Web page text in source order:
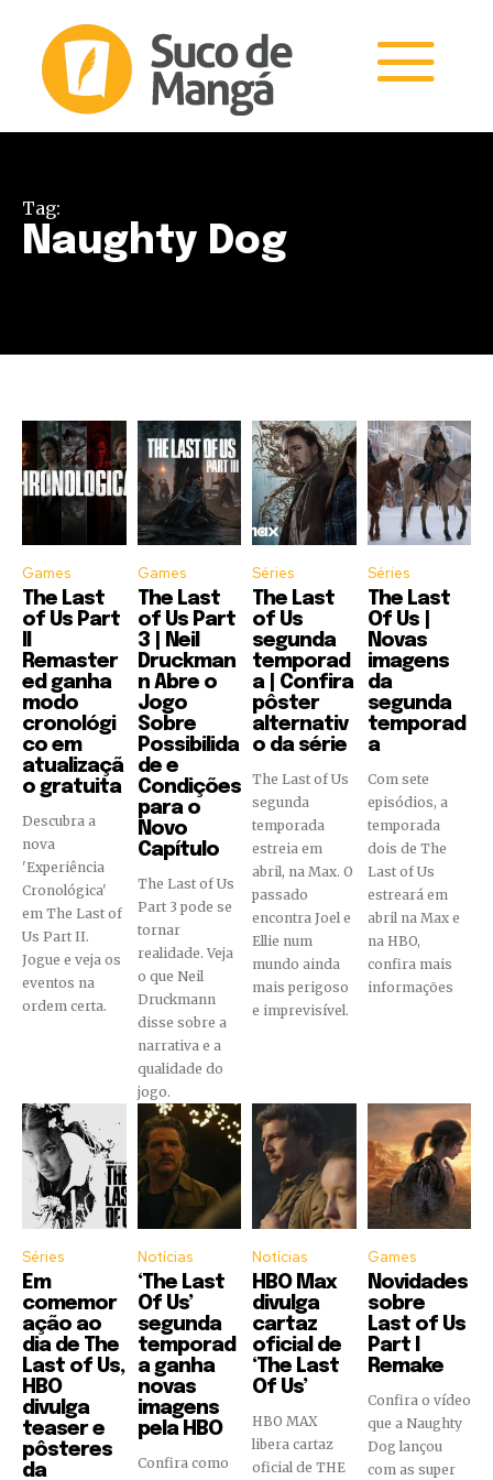
Tag:
Naughty Dog
Games
The Last
of Us Part
Remaster
ed ganha
modo
cronológi
co em
atualizaçã
o gratuita
Descubra a
nova
'Experiência
Cronológica'
em The Last of
Us Part II.
Jogue e veja os
eventos na
ordem certa.
Games
The Last
of Us Part
3 | Neil
Druckman
n Abre o
Jogo
Sobre
Possibilida
de e
Condições
para o
Novo
Capítulo
The Last of Us
Part 3 pode se
tornar
realidade. Veja
o que Neil
Druckmann
disse sobre a
narrativa e a
qualidade do
jogo.
Séries
The Last
of Us
segunda
temporad
a | Confira
pôster
alternativ
o da série
The Last of Us
segunda
temporada
estreia em
abril, na Max. O
passado
encontra Joel e
Ellie num
mundo ainda
mais perigoso
e imprevisível.
Séries
The Last
Of Us |
Novas
imagens
da
segunda
temporad
a
Com sete
episódios, a
temporada
dois de The
Last of Us
estreará em
abril na Max e
na HBO,
confira mais
informações
Séries
Em
comemor
ação ao
dia de The
Last of Us,
HBO
divulga
teaser e
pôsteres
da
Notícias
‘The Last
Of Us’
segunda
temporad
a ganha
novas
imagens
pela HBO
Confira como
Notícias
HBO Max
divulga
cartaz
oficial de
‘The Last
Of Us’
HBO MAX
libera cartaz
oficial de THE
Games
Novidades
sobre
Last of Us
Part I
Remake
Confira o vídeo
que a Naughty
Dog lançou
com as super